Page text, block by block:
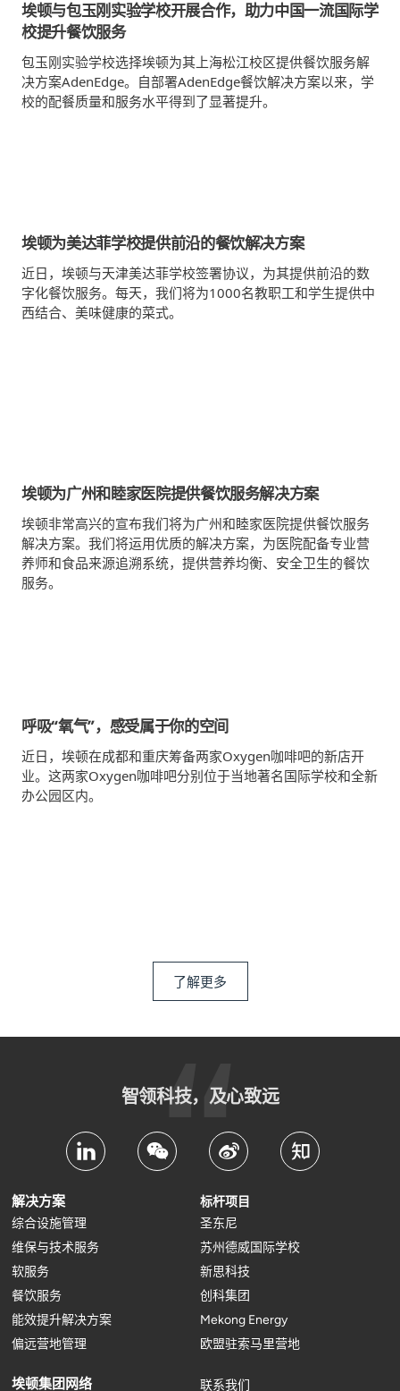
埃顿与包玉刚实验学校开展合作，助力中国一流国际学
校提升餐饮服务
包玉刚实验学校选择埃顿为其上海松江校区提供餐饮服务解
决方案AdenEdge。自部署AdenEdge餐饮解决方案以来，学
校的配餐质量和服务水平得到了显著提升。
埃顿为美达菲学校提供前沿的餐饮解决方案
近日，埃顿与天津美达菲学校签署协议，为其提供前沿的数
字化餐饮服务。每天，我们将为1000名教职工和学生提供中
西结合、美味健康的菜式。
埃顿为广州和睦家医院提供餐饮服务解决方案
埃顿非常高兴的宣布我们将为广州和睦家医院提供餐饮服务
解决方案。我们将运用优质的解决方案，为医院配备专业营
养师和食品来源追溯系统，提供营养均衡、安全卫生的餐饮
服务。
呼吸“氧气”，感受属于你的空间
近日，埃顿在成都和重庆筹备两家Oxygen咖啡吧的新店开
业。这两家Oxygen咖啡吧分别位于当地著名国际学校和全新
办公园区内。
了解更多
智领科技，及心致远
解决方案
综合设施管理
维保与技术服务
软服务
餐饮服务
能效提升解决方案
偏远营地管理
标杆项目
圣东尼
苏州德威国际学校
新思科技
创科集团
Mekong Energy
欧盟驻索马里营地
埃顿集团网络 联系我们